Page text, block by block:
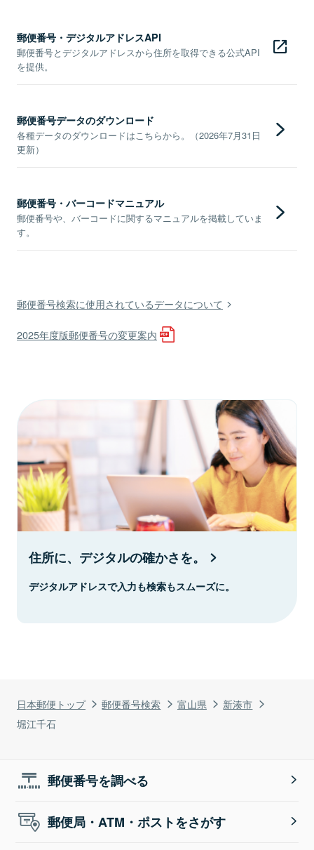
日本郵便トップ 郵便番号検索 富山県
新湊市
堀江千石
郵便番号・デジタルアドレスAPI
郵便番号とデジタルアドレスから住所を取得できる公式API
を提供。
郵便番号データのダウンロード
各種データのダウンロードはこちらから。（2026年7月31日
更新）
郵便番号・バーコードマニュアル
郵便番号や、バーコードに関するマニュアルを掲載していま
す。
郵便番号検索に使用されているデータについて
2025年度版郵便番号の変更案内
住所に、デジタルの確かさを。
デジタルアドレスで入力も検索もスムーズに。
郵便番号を調べる
郵便局・ATM・ポストをさがす